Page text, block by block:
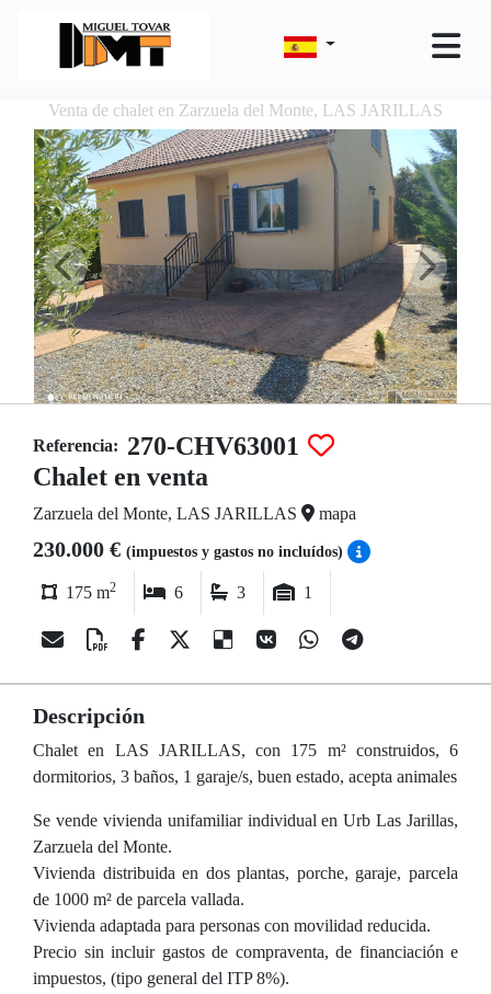
Venta de chalet en Zarzuela del Monte, LAS JARILLAS
Referencia: 270-CHV63001
Chalet en venta
Zarzuela del Monte, LAS JARILLAS mapa
230.000 € (impuestos y gastos no incluídos)
175 m2 6 3 1
Descripción
Chalet en LAS JARILLAS, con 175 m² construidos, 6
dormitorios, 3 baños, 1 garaje/s, buen estado, acepta animales
Se vende vivienda unifamiliar individual en Urb Las Jarillas,
Zarzuela del Monte.
Vivienda distribuida en dos plantas, porche, garaje, parcela
de 1000 m² de parcela vallada.
Vivienda adaptada para personas con movilidad reducida.
Precio sin incluir gastos de compraventa, de financiación e
impuestos, (tipo general del ITP 8%).